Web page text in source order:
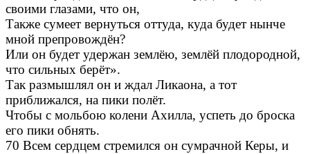
своими глазами, что он,
Также сумеет вернуться оттуда, куда будет нынче
мной препровождён?
Или он будет удержан землёю, землёй плодородной,
что сильных берёт».
Так размышлял он и ждал Ликаона, а тот
приближался, на пики полёт.
Чтобы с мольбою колени Ахилла, успеть до броска
его пики обнять.
70 Всем сердцем стремился он сумрачной Керы, и